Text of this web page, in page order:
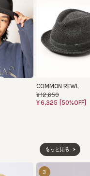
COMMON REWL
¥12,650
¥6,325 [50%OFF]
もっと見る
3